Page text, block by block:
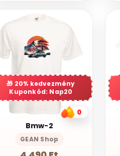
20% kedvezmény
Kuponkód: Nap20
0
Bmw-2
GEAN Shop